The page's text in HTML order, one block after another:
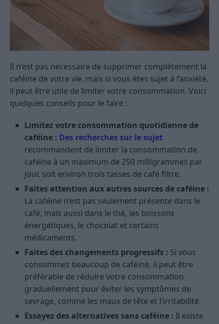
Il n’est pas nécessaire de supprimer complètement la
caféine de votre vie, mais si vous êtes sujet à l’anxiété,
il peut être utile de limiter votre consommation. Voici
quelques conseils pour le faire :
Limitez votre consommation quotidienne de
caféine : Des recherches sur le sujet
recommandent de limiter la consommation de
caféine à un maximum de 250 milligrammes par
jour, soit environ trois tasses de café filtre.
Faites attention aux autres sources de caféine :
La caféine n’est pas seulement présente dans le
café, mais aussi dans le thé, les boissons
énergétiques, le chocolat et certains
médicaments.
Faites des changements progressifs : Si vous
consommez beaucoup de caféine, il peut être
préférable de réduire votre consommation
graduellement pour éviter les symptômes de
sevrage, comme les maux de tête et l’irritabilité.
Essayez des alternatives sans caféine : Il existe